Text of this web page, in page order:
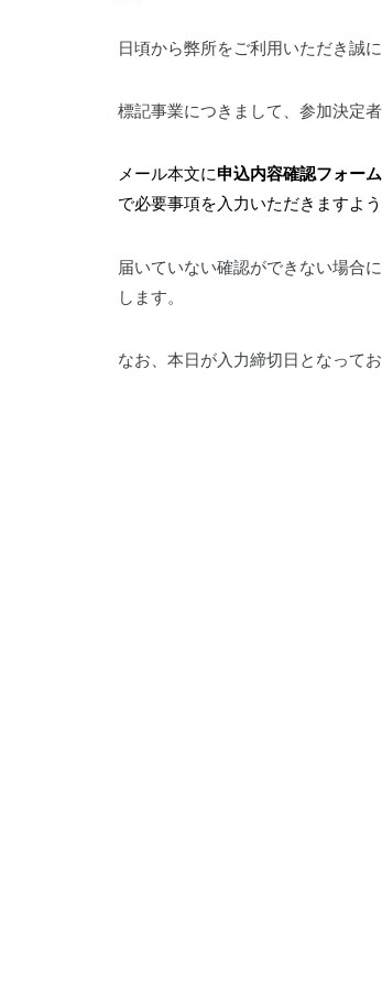
WADOパーク
日頃から弊所をご利用いただき誠
標記事業につきまして、参加決定
メール本文に申込内容確認フォー
で必要事項を入力いただきますよ
届いていない確認ができない場合
します。
なお、本日が入力締切日となって